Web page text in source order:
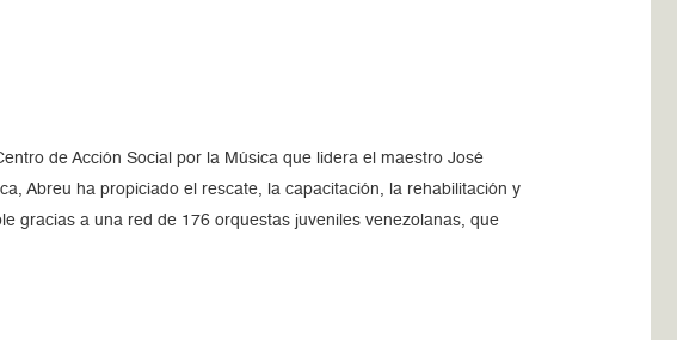
de Acción Social por la Música que lidera el maestro José
Abreu ha propiciado el rescate, la capacitación, la rehabilitación y
gracias a una red de 176 orquestas juveniles venezolanas, que